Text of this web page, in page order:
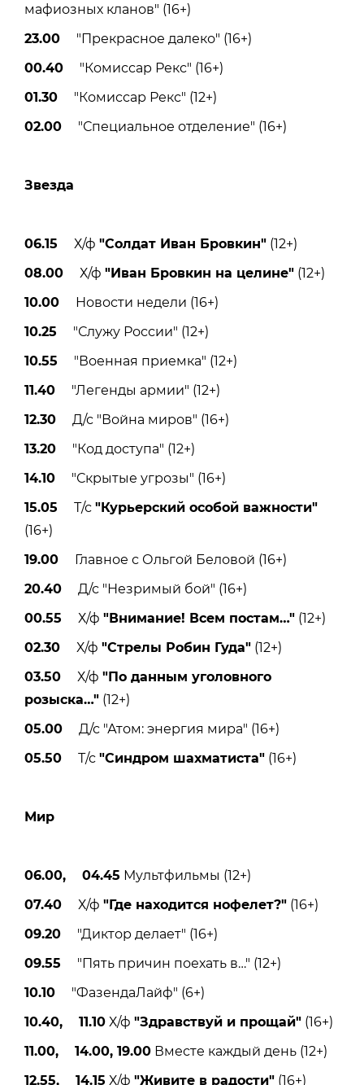
мафиозных кланов" (16+)
23.00 "Прекрасное далеко" (16+)
00.40 "Комиссар Рекс" (16+)
01.30 "Комиссар Рекс" (12+)
02.00 "Специальное отделение" (16+)
Звезда
06.15 Х/ф "Солдат Иван Бровкин" (12+)
08.00 Х/ф "Иван Бровкин на целине" (12+)
10.00 Новости недели (16+)
10.25 "Служу России" (12+)
10.55 "Военная приемка" (12+)
11.40 "Легенды армии" (12+)
12.30 Д/с "Война миров" (16+)
13.20 "Код доступа" (12+)
14.10 "Скрытые угрозы" (16+)
15.05 Т/с "Курьерский особой важности"
(16+)
19.00 Главное с Ольгой Беловой (16+)
20.40 Д/с "Незримый бой" (16+)
00.55 Х/ф "Внимание! Всем постам…" (12+)
02.30 Х/ф "Стрелы Робин Гуда" (12+)
03.50 Х/ф "По данным уголовного
розыска…" (12+)
05.00 Д/с "Атом: энергия мира" (16+)
05.50 Т/с "Синдром шахматиста" (16+)
Мир
06.00, 04.45 Мультфильмы (12+)
07.40 Х/ф "Где находится нофелет?" (16+)
09.20 "Диктор делает" (16+)
09.55 "Пять причин поехать в…" (12+)
10.10 "ФазендаЛайф" (6+)
10.40, 11.10 Х/ф "Здравствуй и прощай" (16+)
11.00, 14.00, 19.00 Вместе каждый день (12+)
12.55, 14.15 Х/ф "Живите в радости" (16+)